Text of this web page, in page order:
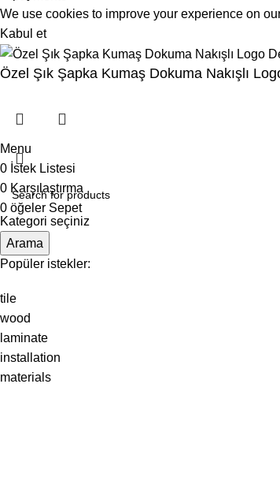
We use cookies to improve your experience on
Kabul et
Özel Şık Şapka Kumaş Dokuma Nakışlı
Kategori seçiniz
Arama
Popüler istekler:
tile
wood
laminate
installation
materials
Menu
0 İstek Listesi
0 Karşılaştırma
0 öğeler Sepet